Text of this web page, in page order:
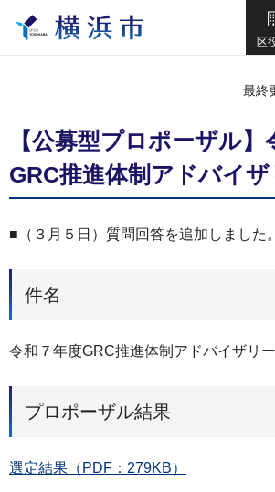
区
最終
【公募型プロポーザル】
GRC推進体制アドバイ
■（３月５日）質問回答を追加しました。
件名
令和７年度GRC推進体制アドバイザリ
プロポーザル結果
選定結果（PDF：279KB）